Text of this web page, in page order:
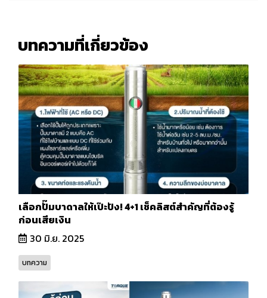
บทความที่เกี่ยวข้อง
เลือกปั๊มบาดาลให้เป๊ะปัง! 4+1 เช็คลิสต์สำคัญที่ต้องรู้
ก่อนเสียเงิน
30 มิ.ย. 2025
บทความ